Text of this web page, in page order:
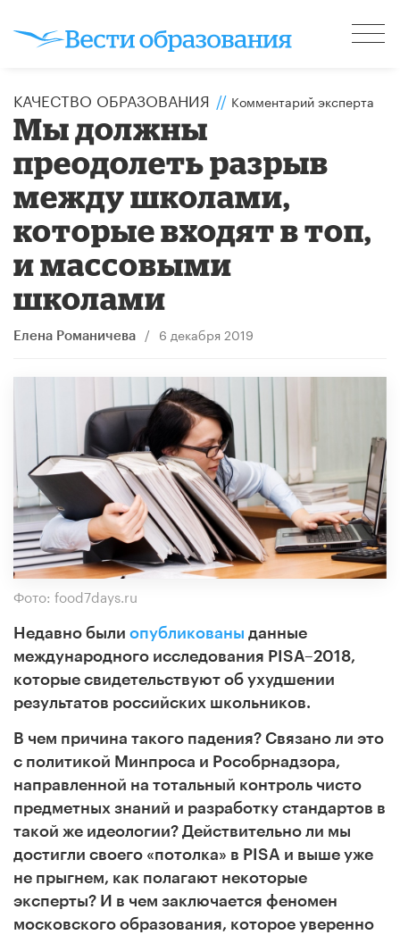
КАЧЕСТВО ОБРАЗОВАНИЯ // Комментарий эксперта
Мы должны
преодолеть разрыв
между школами,
которые входят в топ,
и массовыми
школами
Елена Романичева / 6 декабря 2019
Фото: food7days.ru
Недавно были опубликованы данные
международного исследования PISA–2018,
которые свидетельствуют об ухудшении
результатов российских школьников.
В чем причина такого падения? Связано ли это
с политикой Минпроса и Рособрнадзора,
направленной на тотальный контроль чисто
предметных знаний и разработку стандартов в
такой же идеологии? Действительно ли мы
достигли своего «потолка» в PISA и выше уже
не прыгнем, как полагают некоторые
эксперты? И в чем заключается феномен
московского образования, которое уверенно